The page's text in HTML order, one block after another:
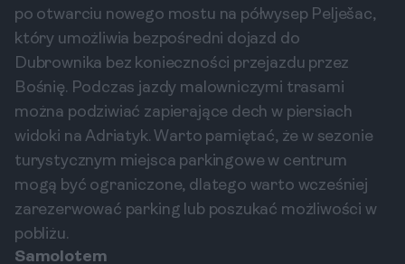
po otwarciu nowego mostu na półwysep Pelješac,
który umożliwia bezpośredni dojazd do
Dubrownika bez konieczności przejazdu przez
Bośnię. Podczas jazdy malowniczymi trasami
można podziwiać zapierające dech w piersiach
widoki na Adriatyk. Warto pamiętać, że w sezonie
turystycznym miejsca parkingowe w centrum
mogą być ograniczone, dlatego warto wcześniej
zarezerwować parking lub poszukać możliwości w
pobliżu.
Samolotem